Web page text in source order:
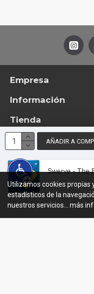
AÑADIR A
Swerve - The
Empresa
Información
Tienda
© 2026 -
Utilizamos cookies propias
estadísticos de la
nuestros servicios... más